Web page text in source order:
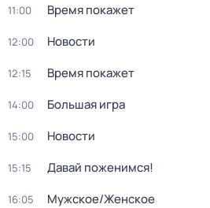
11:00 Время покажет
12:00 Новости
12:15 Время покажет
14:00 Большая игра
15:00 Новости
15:15 Давай поженимся!
16:05 Мужское/Женское